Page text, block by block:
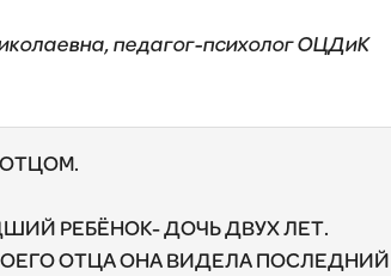
педагог-психолог ОЦДиК
РЕБЁНОК- ДОЧЬ ДВУХ ЛЕТ.
ОТЦА ОНА ВИДЕЛА ПОСЛЕДНИЙ